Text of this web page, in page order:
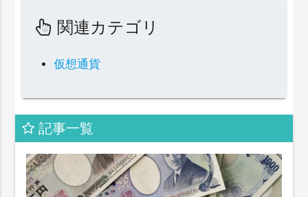
関連カテゴリ
仮想通貨
記事一覧